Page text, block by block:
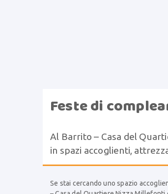
Feste di
Al Barrito – Casa del
in spazi accoglienti,
Se stai cercando uno spazio